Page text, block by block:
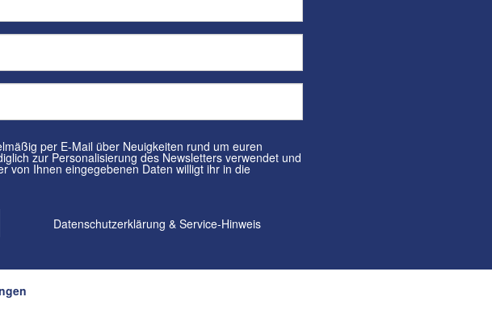
ihr in die
Datenschutzerklärung & Service-Hinweis